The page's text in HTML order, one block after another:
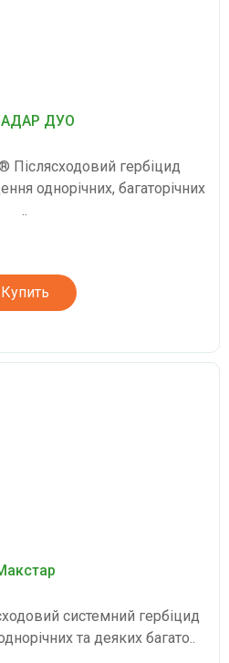
ДУО
гербіцид
однорічних, багаторічних
..
Купить
системний гербіцид
та деяких багато..